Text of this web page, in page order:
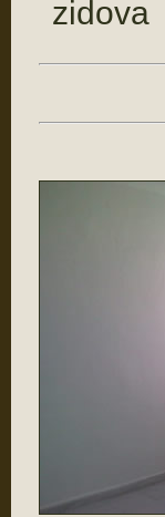
zidova